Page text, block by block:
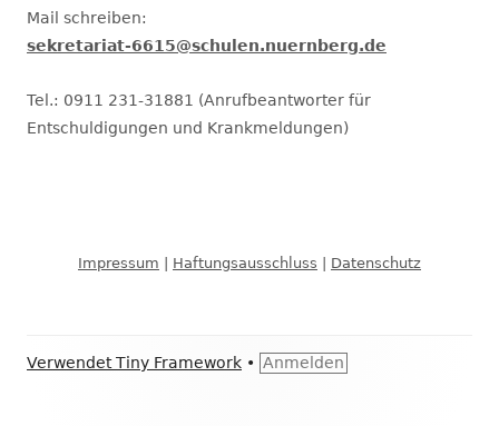
Mail schreiben:
sekretariat-6615@schulen.nuernberg.de
Tel.: 0911 231-31881 (Anrufbeantworter für
Entschuldigungen und Krankmeldungen)
Impressum Haftungsausschluss Datenschutz
Footer
VerwendetTiny Framework • Anmelden